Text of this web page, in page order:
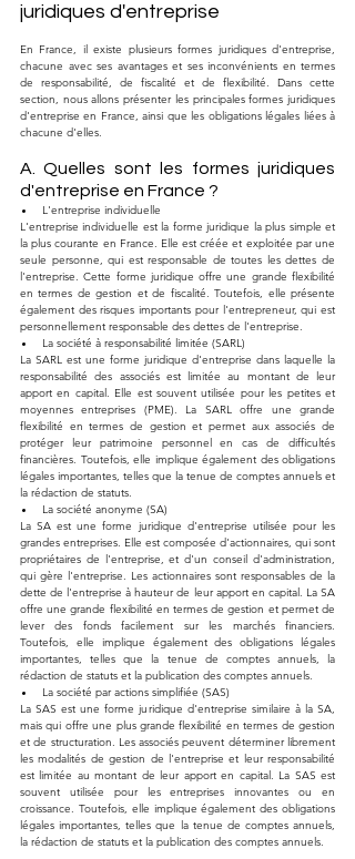
juridiques d'entreprise
En France, il existe plusieurs formes juridiques d'entreprise,
chacune avec ses avantages et ses inconvénients en termes
de responsabilité, de fiscalité et de flexibilité. Dans cette
section, nous allons présenter les principales formes juridiques
d'entreprise en France, ainsi que les obligations légales liées à
chacune d'elles.
A. Quelles sont les formes juridiques
d'entreprise en France ?
L'entreprise individuelle
L'entreprise individuelle est la forme juridique la plus simple et
la plus courante en France. Elle est créée et exploitée par une
seule personne, qui est responsable de toutes les dettes de
l'entreprise. Cette forme juridique offre une grande flexibilité
en termes de gestion et de fiscalité. Toutefois, elle présente
également des risques importants pour l'entrepreneur, qui est
personnellement responsable des dettes de l'entreprise.
La société à responsabilité limitée (SARL)
La SARL est une forme juridique d'entreprise dans laquelle la
responsabilité des associés est limitée au montant de leur
apport en capital. Elle est souvent utilisée pour les petites et
moyennes entreprises (PME). La SARL offre une grande
flexibilité en termes de gestion et permet aux associés de
protéger leur patrimoine personnel en cas de difficultés
financières. Toutefois, elle implique également des obligations
légales importantes, telles que la tenue de comptes annuels et
la rédaction de statuts.
La société anonyme (SA)
La SA est une forme juridique d'entreprise utilisée pour les
grandes entreprises. Elle est composée d'actionnaires, qui sont
propriétaires de l'entreprise, et d'un conseil d'administration,
qui gère l'entreprise. Les actionnaires sont responsables de la
dette de l'entreprise à hauteur de leur apport en capital. La SA
offre une grande flexibilité en termes de gestion et permet de
lever des fonds facilement sur les marchés financiers.
Toutefois, elle implique également des obligations légales
importantes, telles que la tenue de comptes annuels, la
rédaction de statuts et la publication des comptes annuels.
La société par actions simplifiée (SAS)
La SAS est une forme juridique d'entreprise similaire à la SA,
mais qui offre une plus grande flexibilité en termes de gestion
et de structuration. Les associés peuvent déterminer librement
les modalités de gestion de l'entreprise et leur responsabilité
est limitée au montant de leur apport en capital. La SAS est
souvent utilisée pour les entreprises innovantes ou en
croissance. Toutefois, elle implique également des obligations
légales importantes, telles que la tenue de comptes annuels,
la rédaction de statuts et la publication des comptes annuels.